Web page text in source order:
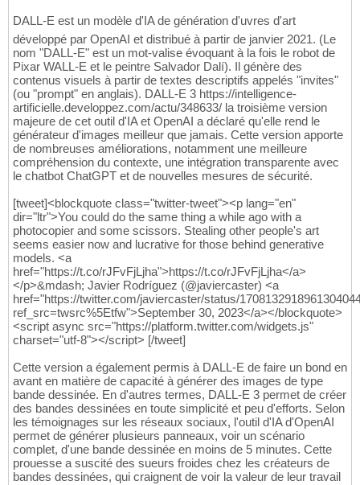
DALL-E est un modèle d'IA de génération d'uvres d'art
développé par OpenAI et distribué à partir de janvier 2021. (Le
nom "DALL-E" est un mot-valise évoquant à la fois le robot de
Pixar WALL-E et le peintre Salvador Dalí). Il génère des
contenus visuels à partir de textes descriptifs appelés "invites"
(ou "prompt" en anglais). DALL-E 3 https://intelligence-
artificielle.developpez.com/actu/348633/ la troisième version
majeure de cet outil d'IA et OpenAI a déclaré qu'elle rend le
générateur d'images meilleur que jamais. Cette version apporte
de nombreuses améliorations, notamment une meilleure
compréhension du contexte, une intégration transparente avec
le chatbot ChatGPT et de nouvelles mesures de sécurité.
[tweet]<blockquote class="twitter-tweet"><p lang="en"
dir="ltr">You could do the same thing a while ago with a
photocopier and some scissors. Stealing other people's art
seems easier now and lucrative for those behind generative
models. <a
href="https://t.co/rJFvFjLjha">https://t.co/rJFvFjLjha</a>
</p>&mdash; Javier Rodríguez (@javiercaster) <a
href="https://twitter.com/javiercaster/status/
ref_src=twsrc%5Etfw">September 30, 2023</a></blockquote>
<script async src="https://platform.twitter.com/widgets.js"
charset="utf-8"></script> [/tweet]
Cette version a également permis à DALL-E de faire un bond en
avant en matière de capacité à générer des images de type
bande dessinée. En d'autres termes, DALL-E 3 permet de créer
des bandes dessinées en toute simplicité et peu d'efforts. Selon
les témoignages sur les réseaux sociaux, l'outil d'IA d'OpenAI
permet de générer plusieurs panneaux, voir un scénario
complet, d'une bande dessinée en moins de 5 minutes. Cette
prouesse a suscité des sueurs froides chez les créateurs de
bandes dessinées, qui craignent de voir la valeur de leur travail